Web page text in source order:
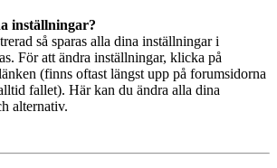
inställningar?
så sparas alla dina inställningar i
För att ändra inställningar, klicka på
(finns oftast längst upp på forumsidorna
fallet). Här kan du ändra alla dina
alternativ.